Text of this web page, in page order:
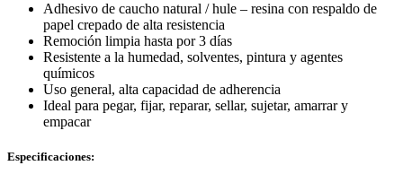
Adhesivo de caucho natural / hule – resina con respaldo de
papel crepado de alta resistencia
Remoción limpia hasta por 3 días
Resistente a la humedad, solventes, pintura y agentes
químicos
Uso general, alta capacidad de adherencia
Ideal para pegar, fijar, reparar, sellar, sujetar, amarrar y
empacar
Especificaciones: